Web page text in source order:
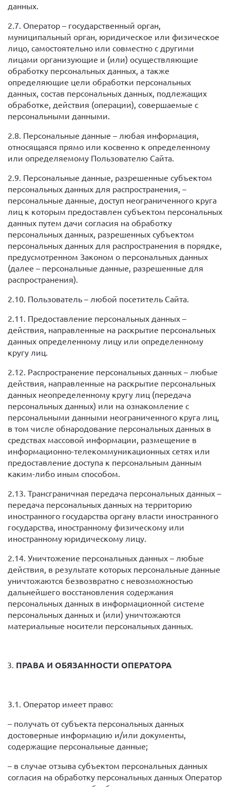
данных.
2.7. Оператор – государственный орган,
муниципальный орган, юридическое или физическое
лицо, самостоятельно или совместно с другими
лицами организующие и (или) осуществляющие
обработку персональных данных, а также
определяющие цели обработки персональных
данных, состав персональных данных, подлежащих
обработке, действия (операции), совершаемые с
персональными данными.
2.8. Персональные данные – любая информация,
относящаяся прямо или косвенно к определенному
или определяемому Пользователю Сайта.
2.9. Персональные данные, разрешенные субъектом
персональных данных для распространения, –
персональные данные, доступ неограниченного круга
лиц к которым предоставлен субъектом персональных
данных путем дачи согласия на обработку
персональных данных, разрешенных субъектом
персональных данных для распространения в порядке,
предусмотренном Законом о персональных данных
(далее – персональные данные, разрешенные для
распространения).
2.10. Пользователь – любой посетитель Сайта.
2.11. Предоставление персональных данных –
действия, направленные на раскрытие персональных
данных определенному лицу или определенному
кругу лиц.
2.12. Распространение персональных данных – любые
действия, направленные на раскрытие персональных
данных неопределенному кругу лиц (передача
персональных данных) или на ознакомление с
персональными данными неограниченного круга лиц,
в том числе обнародование персональных данных в
средствах массовой информации, размещение в
информационно-телекоммуникационных сетях или
предоставление доступа к персональным данным
каким-либо иным способом.
2.13. Трансграничная передача персональных данных –
передача персональных данных на территорию
иностранного государства органу власти иностранного
государства, иностранному физическому или
иностранному юридическому лицу.
2.14. Уничтожение персональных данных – любые
действия, в результате которых персональные данные
уничтожаются безвозвратно с невозможностью
дальнейшего восстановления содержания
персональных данных в информационной системе
персональных данных и (или) уничтожаются
материальные носители персональных данных.
ПРАВА И ОБЯЗАННОСТИ ОПЕРАТОРА
3.1. Оператор имеет право:
– получать от субъекта персональных данных
достоверные информацию и/или документы,
содержащие персональные данные;
– в случае отзыва субъектом персональных данных
согласия на обработку персональных данных Оператор